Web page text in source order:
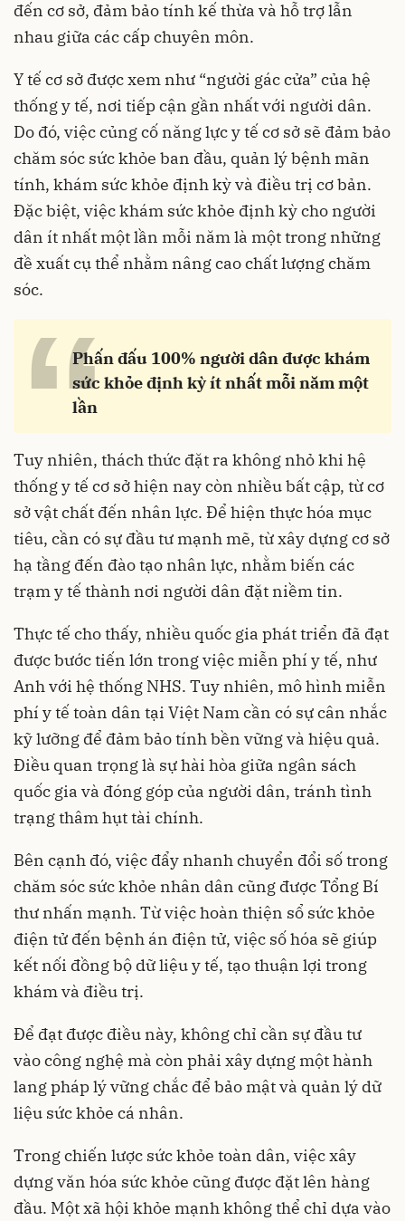
đến cơ sở, đảm bảo tính kế thừa và hỗ trợ lẫn
nhau giữa các cấp chuyên môn.
Y tế cơ sở được xem như “người gác cửa” của hệ
thống y tế, nơi tiếp cận gần nhất với người dân.
Do đó, việc củng cố năng lực y tế cơ sở sẽ đảm bảo
chăm sóc sức khỏe ban đầu, quản lý bệnh mãn
tính, khám sức khỏe định kỳ và điều trị cơ bản.
Đặc biệt, việc khám sức khỏe định kỳ cho người
dân ít nhất một lần mỗi năm là một trong những
đề xuất cụ thể nhằm nâng cao chất lượng chăm
sóc.
“Phấn đấu 100% người dân được khám
sức khỏe định kỳ ít nhất mỗi năm một
lần
Tuy nhiên, thách thức đặt ra không nhỏ khi hệ
thống y tế cơ sở hiện nay còn nhiều bất cập, từ cơ
sở vật chất đến nhân lực. Để hiện thực hóa mục
tiêu, cần có sự đầu tư mạnh mẽ, từ xây dựng cơ sở
hạ tầng đến đào tạo nhân lực, nhằm biến các
trạm y tế thành nơi người dân đặt niềm tin.
Thực tế cho thấy, nhiều quốc gia phát triển đã đạt
được bước tiến lớn trong việc miễn phí y tế, như
Anh với hệ thống NHS. Tuy nhiên, mô hình miễn
phí y tế toàn dân tại Việt Nam cần có sự cân nhắc
kỹ lưỡng để đảm bảo tính bền vững và hiệu quả.
Điều quan trọng là sự hài hòa giữa ngân sách
quốc gia và đóng góp của người dân, tránh tình
trạng thâm hụt tài chính.
Bên cạnh đó, việc đẩy nhanh chuyển đổi số trong
chăm sóc sức khỏe nhân dân cũng được Tổng Bí
thư nhấn mạnh. Từ việc hoàn thiện sổ sức khỏe
điện tử đến bệnh án điện tử, việc số hóa sẽ giúp
kết nối đồng bộ dữ liệu y tế, tạo thuận lợi trong
khám và điều trị.
Để đạt được điều này, không chỉ cần sự đầu tư
vào công nghệ mà còn phải xây dựng một hành
lang pháp lý vững chắc để bảo mật và quản lý dữ
liệu sức khỏe cá nhân.
Trong chiến lược sức khỏe toàn dân, việc xây
dựng văn hóa sức khỏe cũng được đặt lên hàng
đầu. Một xã hội khỏe mạnh không thể chỉ dựa vào